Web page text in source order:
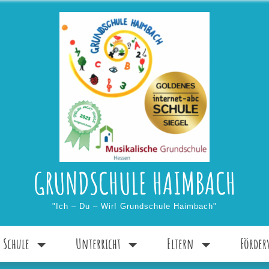
GRUNDSCHULE HAIMBACH
"Ich – Du – Wir! Grundschule Haimbach"
Unterricht Eltern